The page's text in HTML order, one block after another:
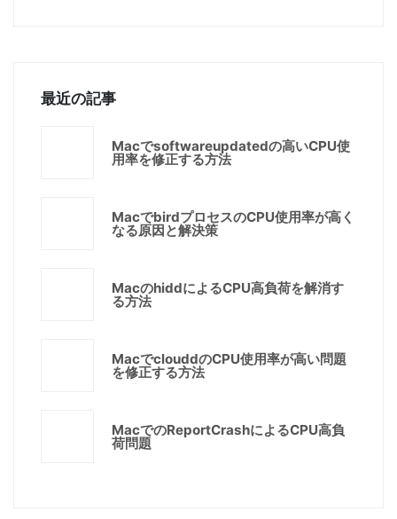
最近の記事
Macでsoftwareupdatedの高いCPU使
用率を修正する方法
MacでbirdプロセスのCPU使用率が高く
なる原因と解決策
MacのhiddによるCPU高負荷を解消す
る方法
MacでclouddのCPU使用率が高い問題
を修正する方法
MacでのReportCrashによるCPU高負
荷問題